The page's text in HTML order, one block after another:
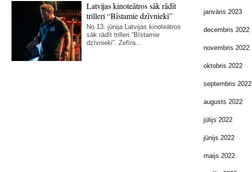
Latvijas kinoteātros sāk rādīt
trilleri “Bīstamie dzīvnieki”
No 13. jūnija Latvijas kinoteātros
sāk rādīt trilleri “Bīstamie
dzīvnieki”. Zefīra...
janvāris 2023
decembris 2022
novembris 2022
oktobris 2022
septembris 2022
augusts 2022
jūlijs 2022
jūnijs 2022
maijs 2022